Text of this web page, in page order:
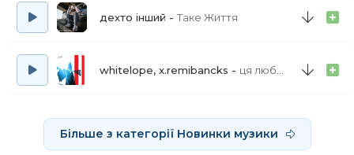
дехто інший Таке Життя
whitelope, x.remibancks ця любов фінал фінал
Більше з категорії Новинки музики